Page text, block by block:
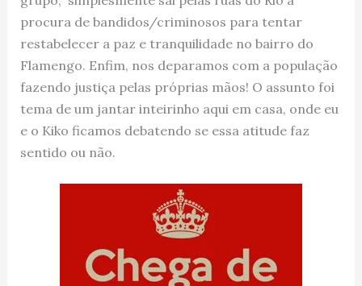
procura de bandidos/criminosos para tentar
restabelecer a paz e tranquilidade no bairro do
Flamengo. Enfim, nos deparamos com a população
fazendo justiça pelas próprias mãos! O assunto foi
tema de um jantar inteirinho aqui em casa, onde eu
e o Kiko ficamos debatendo se essa atitude faz
sentido ou não.